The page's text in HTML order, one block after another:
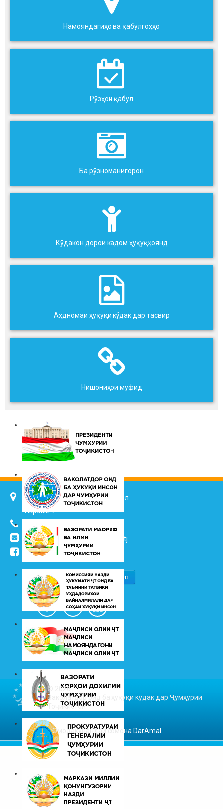
Намояндагиҳо ва қабулгоҳҳо
Рӯзҳои қабул
Ба рӯзноманигорон
Кӯдакон дорои кадом ҳуқуқҳоянд
Аҳдномаи ҳуқуқи кўдак дар тасвир
Нишониҳои муфид
734025, ш. Душанбе, кӯч. Ҷалол
Икромӣ 7
(+992 37) 2217352
info@vhk.tj
info@ombudsman.tj
/kudakon
© 2026
Ваколатдор оид ба ҳуқуқи кӯдак дар Ҷумҳурии
Тоҷикистон
Омодакунандаи сомона DarAmal